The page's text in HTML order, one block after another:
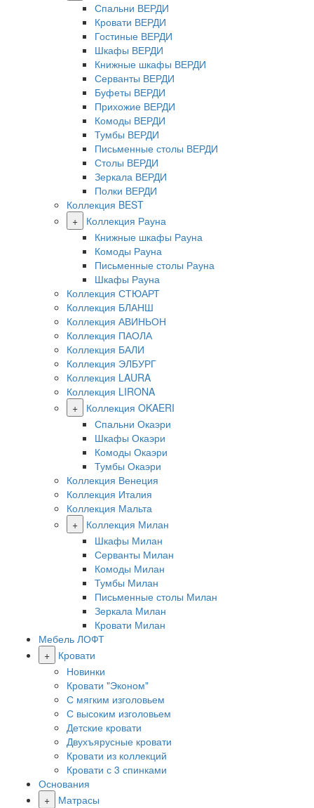
Спальни ВЕРДИ
Кровати ВЕРДИ
Гостиные ВЕРДИ
Шкафы ВЕРДИ
Книжные шкафы ВЕРДИ
Серванты ВЕРДИ
Буфеты ВЕРДИ
Прихожие ВЕРДИ
Комоды ВЕРДИ
Тумбы ВЕРДИ
Письменные столы ВЕРДИ
Столы ВЕРДИ
Зеркала ВЕРДИ
Полки ВЕРДИ
Коллекция BEST
+
Коллекция Рауна
Книжные шкафы Рауна
Комоды Рауна
Письменные столы Рауна
Шкафы Рауна
Коллекция СТЮАРТ
Коллекция БЛАНШ
Коллекция АВИНЬОН
Коллекция ПАОЛА
Коллекция БАЛИ
Коллекция ЭЛБУРГ
Коллекция LAURA
Коллекция LIRONA
+
Коллекция OKAERI
Спальни Окаэри
Шкафы Окаэри
Комоды Окаэри
Тумбы Окаэри
Коллекция Венеция
Коллекция Италия
Коллекция Мальта
+
Коллекция Милан
Шкафы Милан
Серванты Милан
Комоды Милан
Тумбы Милан
Письменные столы Милан
Зеркала Милан
Кровати Милан
Мебель ЛОФТ
+
Кровати
Новинки
Кровати "Эконом"
С мягким изголовьем
С высоким изголовьем
Детские кровати
Двухъярусные кровати
Кровати из коллекций
Кровати с 3 спинками
Основания
+
Матрасы